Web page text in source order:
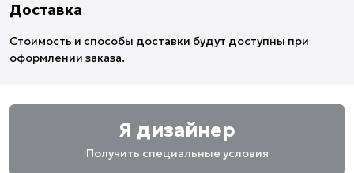
Доставка
Стоимость и способы доставки будут доступны при
оформлении заказа.
Я дизайнер
Получить специальные условия